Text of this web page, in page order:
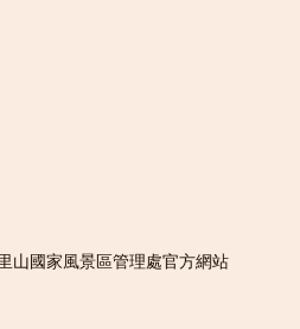
山國家風景區管理處官方網站